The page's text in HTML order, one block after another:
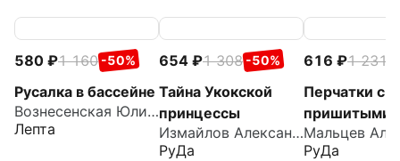
580 1 160 -50%
Русалка в бассейне
Вознесенская Юлия Николаевна
Лепта
654 1 308 -50%
Тайна Укокской
принцессы
Измайлов Александр
РуДа
616 1 231
Перчатки с
пришитыми
пальцами
РуДа